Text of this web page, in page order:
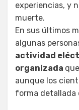
experiencias, y
muerte.
En sus últimos
algunas
actividad
organizada
aunque los
forma detallada